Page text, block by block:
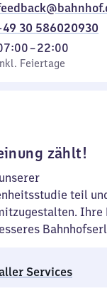
30 586020930
–22:00
Feiertage
zählt!
teil
Ihre
Services